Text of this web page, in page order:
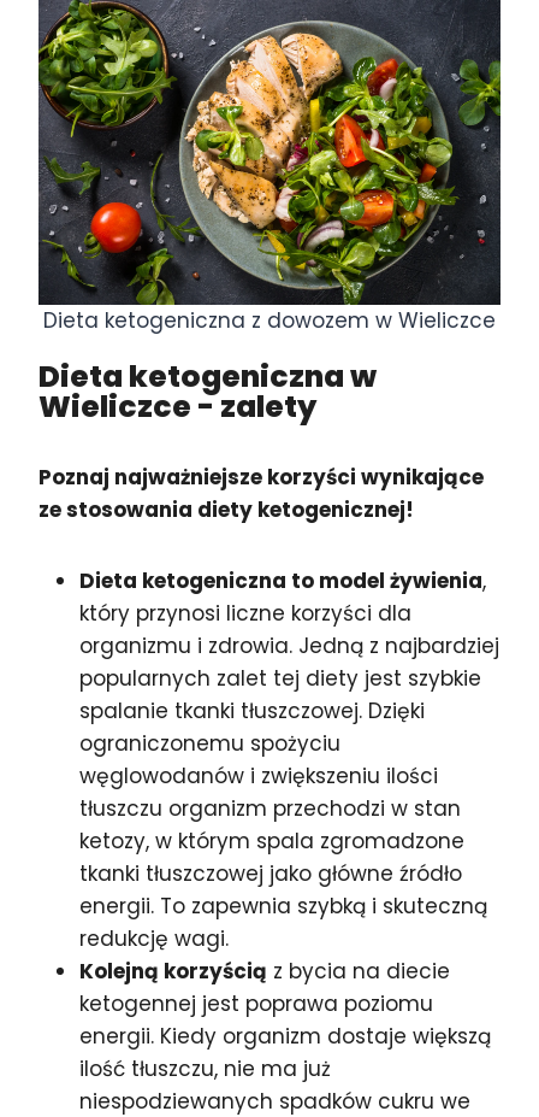
Dieta ketogeniczna z dowozem w Wieliczce
Dieta ketogeniczna w
Wieliczce - zalety
Poznaj najważniejsze korzyści wynikające
ze stosowania diety ketogenicznej!
Dieta ketogeniczna to model żywienia,
który przynosi liczne korzyści dla
organizmu i zdrowia. Jedną z najbardziej
popularnych zalet tej diety jest szybkie
spalanie tkanki tłuszczowej. Dzięki
ograniczonemu spożyciu
węglowodanów i zwiększeniu ilości
tłuszczu organizm przechodzi w stan
ketozy, w którym spala zgromadzone
tkanki tłuszczowej jako główne źródło
energii. To zapewnia szybką i skuteczną
redukcję wagi.
Kolejną korzyścią z bycia na diecie
ketogennej jest poprawa poziomu
energii. Kiedy organizm dostaje większą
ilość tłuszczu, nie ma już
niespodziewanych spadków cukru we